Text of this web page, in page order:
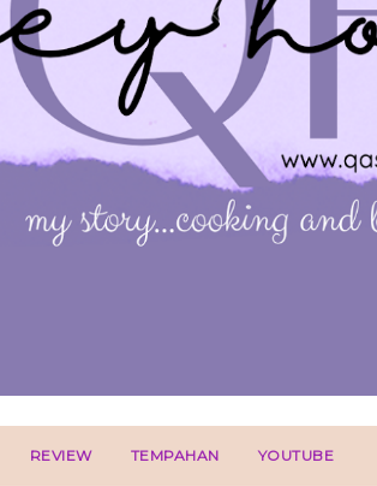
REVIEW TEMPAHAN YOUTUBE